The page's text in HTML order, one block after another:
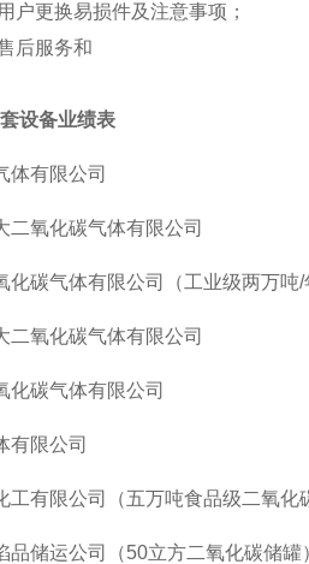
户更换易损件及注意事项；
后服务和
设备业绩表
体有限公司
二氧化碳气体有限公司
化碳气体有限公司（工业级两万吨/
二氧化碳气体有限公司
化碳气体有限公司
有限公司
工有限公司（五万吨食品级二氧化
品储运公司（50立方二氧化碳储罐）